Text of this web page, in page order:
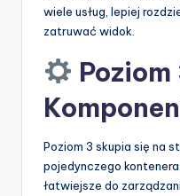
wiele usług, lepiej
zatruwać widok.
Poziom
Poziom 3 skupia się na
pojedynczego
łatwiejsze do